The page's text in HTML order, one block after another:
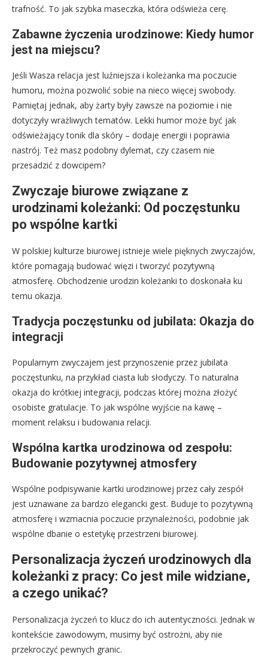
trafność. To jak szybka maseczka, która odświeża cerę.
Zabawne życzenia urodzinowe: Kiedy humor
jest na miejscu?
Jeśli Wasza relacja jest luźniejsza i koleżanka ma poczucie
humoru, można pozwolić sobie na nieco więcej swobody.
Pamiętaj jednak, aby żarty były zawsze na poziomie i nie
dotyczyły wrażliwych tematów. Lekki humor może być jak
odświeżający tonik dla skóry – dodaje energii i poprawia
nastrój. Też masz podobny dylemat, czy czasem nie
przesadzić z dowcipem?
Zwyczaje biurowe związane z
urodzinami koleżanki: Od poczęstunku
po wspólne kartki
W polskiej kulturze biurowej istnieje wiele pięknych zwyczajów,
które pomagają budować więzi i tworzyć pozytywną
atmosferę. Obchodzenie urodzin koleżanki to doskonała ku
temu okazja.
Tradycja poczęstunku od jubilata: Okazja do
integracji
Popularnym zwyczajem jest przynoszenie przez jubilata
poczęstunku, na przykład ciasta lub słodyczy. To naturalna
okazja do krótkiej integracji, podczas której można złożyć
osobiste gratulacje. To jak wspólne wyjście na kawę –
moment relaksu i budowania relacji.
Wspólna kartka urodzinowa od zespołu:
Budowanie pozytywnej atmosfery
Wspólne podpisywanie kartki urodzinowej przez cały zespół
jest uznawane za bardzo elegancki gest. Buduje to pozytywną
atmosferę i wzmacnia poczucie przynależności, podobnie jak
wspólne dbanie o estetykę przestrzeni biurowej.
Personalizacja życzeń urodzinowych dla
koleżanki z pracy: Co jest mile widziane,
a czego unikać?
Personalizacja życzeń to klucz do ich autentyczności. Jednak w
kontekście zawodowym, musimy być ostrożni, aby nie
przekroczyć pewnych granic.